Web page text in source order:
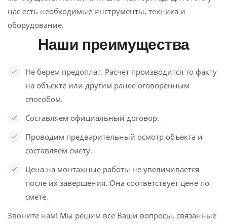
нас есть необходимые инструменты, техника и
оборудование.
Наши преимущества
Не берем предоплат. Расчет производится то факту
на объекте или другим ранее оговоренным
способом.
Составляем официальный договор.
Проводим предварительный осмотр объекта и
составляем смету.
Цена на монтажные работы не увеличивается
после их завершения. Она соответствует цене по
смете.
Звоните нам! Мы решим все Ваши вопросы, связанные